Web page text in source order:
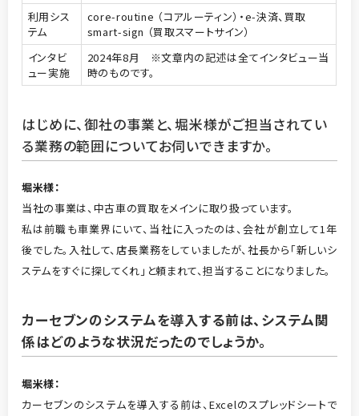
利用シス
テム
core-routine （コアルーティン）・e-決済、買取
smart-sign （買取スマートサイン）
インタビ
ュー実施
2024年8月 ※文章内の記述は全てインタビュー当
時のものです。
はじめに、御社の事業と、堀米様がご担当されてい
る業務の範囲についてお伺いできますか。
堀米様：
当社の事業は、中古車の買取をメインに取り扱っています。
私は前職も車業界にいて、当社に入ったのは、会社が創立して1年
後でした。入社して、店長業務をしていましたが、社長から「新しいシ
ステムをすぐに探してくれ」と頼まれて、担当することになりました。
カーセブンのシステムを導入する前は、システム関
係はどのような状況だったのでしょうか。
堀米様：
カーセブンのシステムを導入する前は、Excelのスプレッドシートで